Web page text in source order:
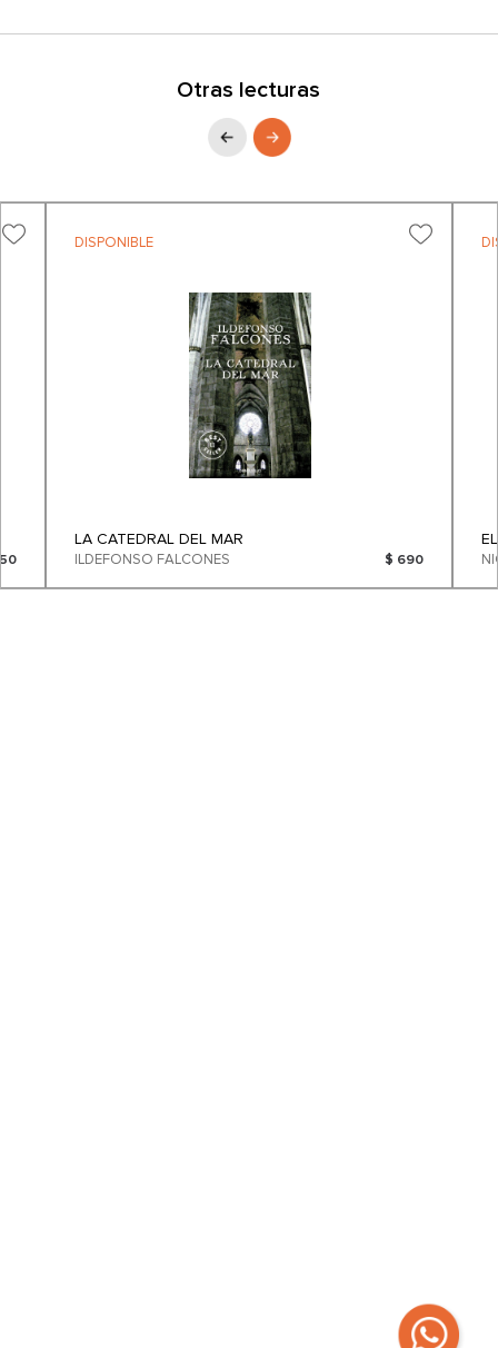
Otras lecturas
DISPONIBLE
LA CATEDRAL DEL MAR
ILDEFONSO FALCONES $ 690